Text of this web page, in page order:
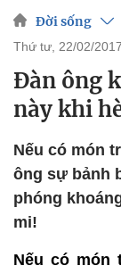
Đời sống
thứ tư, 22/02/
Đàn ông
này khi
Nếu có món
ông sự bảnh
phóng
mi!
Nếu có món